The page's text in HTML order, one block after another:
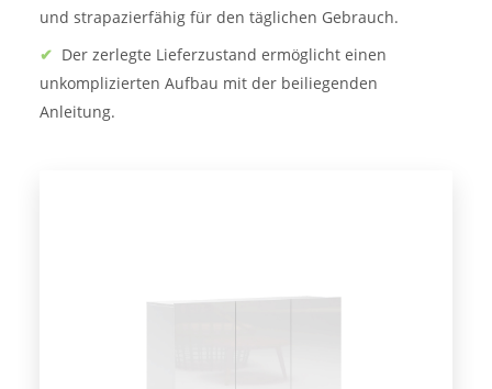
und strapazierfähig für den täglichen Gebrauch.
✔ Der zerlegte Lieferzustand ermöglicht einen
unkomplizierten Aufbau mit der beiliegenden
Anleitung.